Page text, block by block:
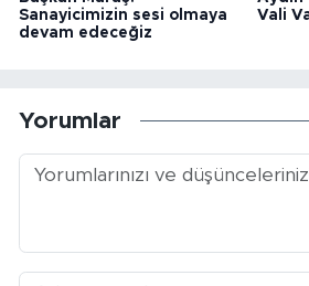
Sanayicimizin sesi olmaya
devam edeceğiz
Vali
Yorumlar